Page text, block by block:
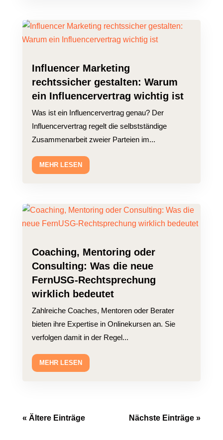
Influencer Marketing
rechtssicher gestalten: Warum
ein Influencervertrag wichtig ist
Was ist ein Influencervertrag genau? Der
Influencervertrag regelt die selbstständige
Zusammenarbeit zweier Parteien im...
MEHR LESEN
Coaching, Mentoring oder
Consulting: Was die neue
FernUSG-Rechtsprechung
wirklich bedeutet
Zahlreiche Coaches, Mentoren oder Berater
bieten ihre Expertise in Onlinekursen an. Sie
verfolgen damit in der Regel...
MEHR LESEN
« Ältere Einträge Nächste Einträge »